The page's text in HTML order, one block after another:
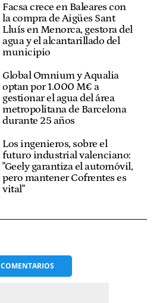
Facsa crece en Baleares con
la compra de Aigües Sant
Lluís en Menorca, gestora del
agua y el alcantarillado del
municipio
Global Omnium y Aqualia
optan por 1.000 M€ a
gestionar el agua del área
metropolitana de Barcelona
durante 25 años
Los ingenieros, sobre el
futuro industrial valenciano:
"Geely garantiza el automóvil,
pero mantener Cofrentes es
vital"
COMENTARIOS